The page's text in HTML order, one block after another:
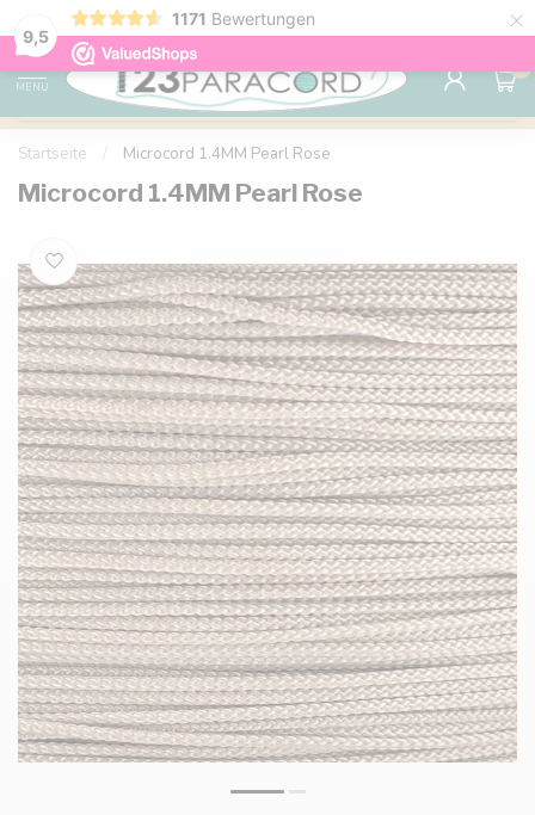
9,5
1171 Bewertungen ×
Kostenlose Lieferung nach Hause ab 150 €
MENU
0
Startseite Microcord 1.4MM Pearl Rose
Microcord 1.4MM Pearl Rose